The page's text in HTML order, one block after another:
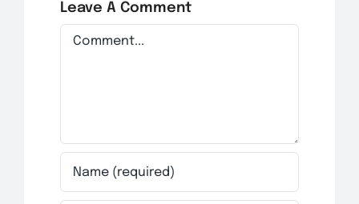
Leave A Comment
Comment